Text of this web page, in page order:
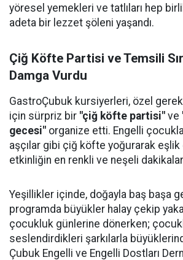
yöresel yemekleri ve tatlıları hep
adeta bir lezzet şöleni yaşandı.
Çiğ Köfte Partisi ve Temsili
Damga Vurdu
GastroÇubuk kursiyerleri, özel
için sürpriz bir "çiğ köfte partisi" ve
gecesi" organize etti. Engelli
aşçılar gibi çiğ köfte yoğurarak eşlik
etkinliğin en renkli ve neşeli
Yeşillikler içinde, doğayla baş başa
programda büyükler halay çekip
çocukluk günlerine dönerken;
seslendirdikleri şarkılarla
Çubuk Engelli ve Engelli Dostları